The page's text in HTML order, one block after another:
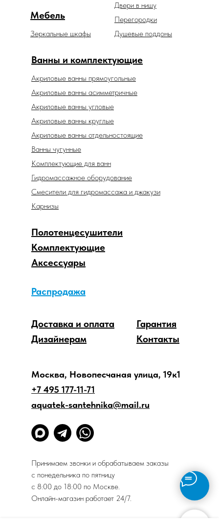
Ванны и комплектующие
Акриловые ванны прямоугольные
Зеркальные шкафы
Мебель
Двери в нишу
Перегородки
Аксессуары
Распродажа
Комплектующие
Дизайнерам
Доставка и оплата
Гарантия
Контакты
Душевые поддоны
Акриловые ванны отдельностоящие
Акриловые ванны асимметричные
Акриловые ванны угловые
Акриловые ванны круглые
Ванны чугунные
Комплектующие для ванн
Гидромассажное оборудование
Смесители для гидромассажа и джакузи
Карнизы
Полотенцесушители
Москва, Новопесчаная улица, 19к1
+7 495 177-11-71
aquatek-santehnika@mail.ru
Принимаем звонки и обрабатываем заказы
с понедельника по пятницу
с 8:00 до 18:00 по Москве.
Онлайн-магазин работает 24/7.